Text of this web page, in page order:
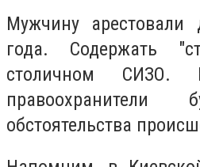
Мужчину
года. Содержать
столичном СИЗО.
правоохранители
обстоятельства